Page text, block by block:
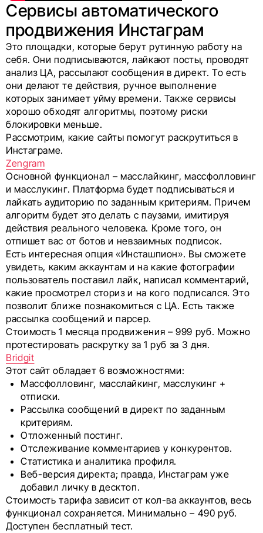
Сервисы автоматического
продвижения Инстаграм
Это площадки, которые берут рутинную работу на
себя. Они подписываются, лайкают посты, проводят
анализ ЦА, рассылают сообщения в директ. То есть
они делают те действия, ручное выполнение
которых занимает уйму времени. Также сервисы
хорошо обходят алгоритмы, поэтому риски
блокировки меньше.
Рассмотрим, какие сайты помогут раскрутиться в
Инстаграме.
Zengram
Основной функционал – масслайкинг, массфолловинг
и масслукинг. Платформа будет подписываться и
лайкать аудиторию по заданным критериям. Причем
алгоритм будет это делать с паузами, имитируя
действия реального человека. Кроме того, он
отпишет вас от ботов и невзаимных подписок.
Есть интересная опция «Инсташпион». Вы сможете
увидеть, каким аккаунтам и на какие фотографии
пользователь поставил лайк, написал комментарий,
какие просмотрел сториз и на кого подписался. Это
позволит ближе познакомиться с ЦА. Есть также
рассылка сообщений и парсер.
Стоимость 1 месяца продвижения – 999 руб. Можно
протестировать раскрутку за 1 руб за 3 дня.
Bridgit
Этот сайт обладает 6 возможностями:
Массфолловинг, масслайкинг, масслукинг +
отписки.
Рассылка сообщений в директ по заданным
критериям.
Отложенный постинг.
Отслеживание комментариев у конкурентов.
Статистика и аналитика профиля.
Веб-версия директа; правда, Инстаграм уже
добавил личку в десктоп.
Стоимость тарифа зависит от кол-ва аккаунтов, весь
функционал сохраняется. Минимально – 490 руб.
Доступен бесплатный тест.